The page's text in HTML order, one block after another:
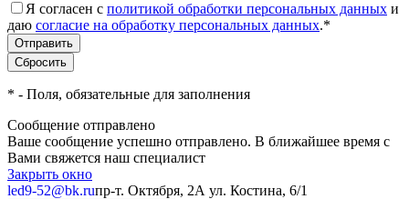
Я согласен с политикой обработки персональных данных и
даю согласие на обработку персональных данных.*
* - Поля, обязательные для заполнения
Сообщение отправлено
Ваше сообщение успешно отправлено. В ближайшее время с
Вами свяжется наш специалист
Закрыть окно
led9-52@bk.ruпр-т. Октября, 2А ул. Костина, 6/1